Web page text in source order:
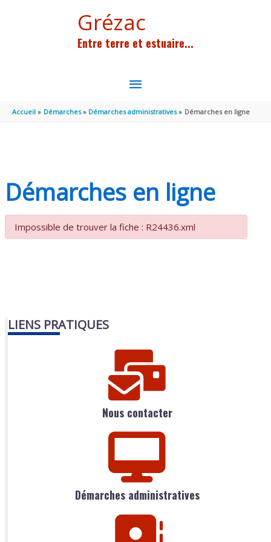
Grézac
Entre terre et estuaire...
MENU
PRINCIPAL
Accueil Démarches Démarches administratives Démarches en ligne
Démarches en ligne
Impossible de trouver la fiche : R24436.xml
LIENS PRATIQUES
Nous contacter
Démarches administratives